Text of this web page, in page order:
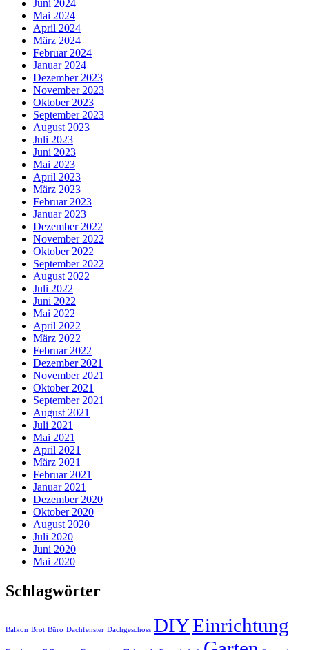
Juni 2024
Mai 2024
April 2024
März 2024
Februar 2024
Januar 2024
Dezember 2023
November 2023
Oktober 2023
September 2023
August 2023
Juli 2023
Juni 2023
Mai 2023
April 2023
März 2023
Februar 2023
Januar 2023
Dezember 2022
November 2022
Oktober 2022
September 2022
August 2022
Juli 2022
Juni 2022
Mai 2022
April 2022
März 2022
Februar 2022
Dezember 2021
November 2021
Oktober 2021
September 2021
August 2021
Juli 2021
Mai 2021
April 2021
März 2021
Februar 2021
Januar 2021
Dezember 2020
Oktober 2020
August 2020
Juli 2020
Juni 2020
Mai 2020
Schlagwörter
Balkon Brot Büro Dachfenster Dachgeschoss DIYEinrichtung